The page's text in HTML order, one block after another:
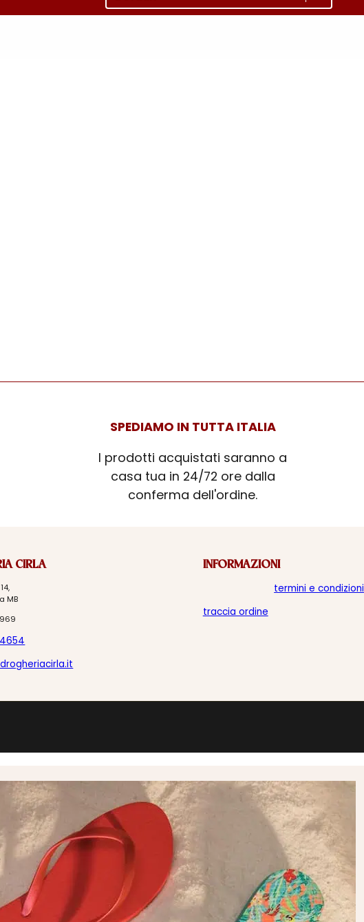
SPEDIAMO IN TUTTA ITALIA
I prodotti acquistati saranno a
casa tua in 24/72 ore dalla
conferma dell'ordine.
CIRLA
MB
INFORMAZIONI
termini e condizioni
traccia ordine